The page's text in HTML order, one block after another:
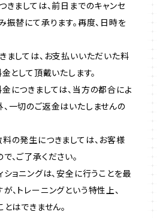
きましては、前日までのキャンセ
振替にて承ります。再度、日時を
ましては、お支払いいただいた料
として頂戴いたします。
につきましては、当方の都合によ
一切のご返金はいたしませんの
の発生につきましては、お客様
、ご了承ください。
ショニングは、安全に行うことを最
、トレーニングという特性上、
はできません。